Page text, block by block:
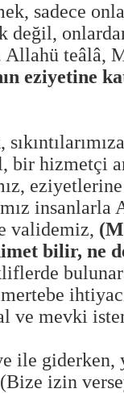
sadece
değil,
teâlâ,
eziyetine
bir hizmetçi
insanlarla
validemiz,
bilir, ne
ve mevki
ile giderken,
izin